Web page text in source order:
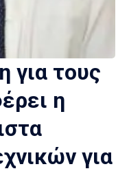
για τους
η
για